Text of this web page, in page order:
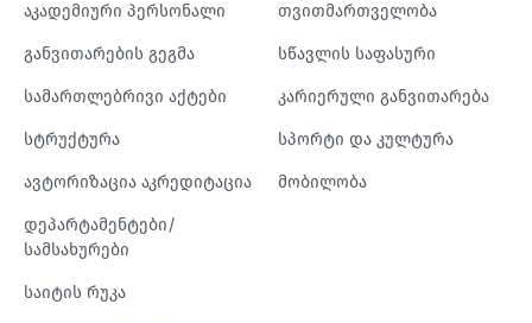
აკადემიური პერსონალი
განვითარების გეგმა
სამართლებრივი აქტები
სტრუქტურა
ავტორიზაცია აკრედიტაცია
დეპარტამენტები/
სამსახურები
საიტის რუკა
თვითმართველობა
სწავლის საფასური
კარიერული განვითარება
სპორტი და კულტურა
მობილობა